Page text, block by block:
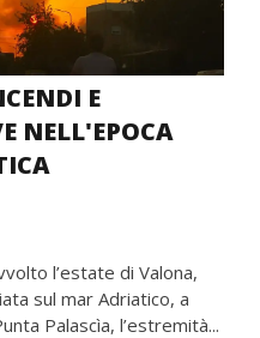
E
NELL'EPOCA
l’estate di Valona,
sul mar Adriatico, a
Palascìa, l’estremità...